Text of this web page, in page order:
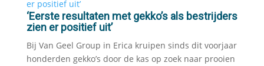
‘Eerste resultaten met gekko’s als bestrijders
zien er positief uit’
Bij Van Geel Group in Erica kruipen sinds dit voorjaar
honderden gekko’s door de kas op zoek naar prooien